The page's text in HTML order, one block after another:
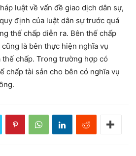
luật về vấn đề giao dịch dân sự,
định của luật dân sự trước quá
thế chấp diễn ra. Bên thế chấp
là bên thực hiện nghĩa vụ
chấp. Trong trường hợp có
chấp tài sản cho bên có nghĩa vụ